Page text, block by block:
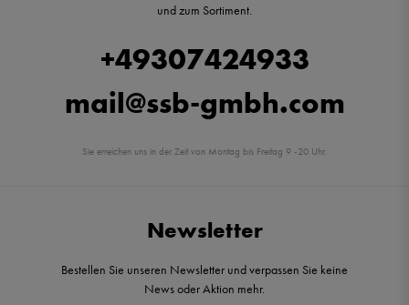
und zum Sortiment.
+49307424933
mail@ssb-gmbh.com
Sie erreichen uns in der Zeit von Montag bis Freitag 9 -20 Uhr.
Newsletter
Bestellen Sie unseren Newsletter und verpassen Sie keine
News oder Aktion mehr.